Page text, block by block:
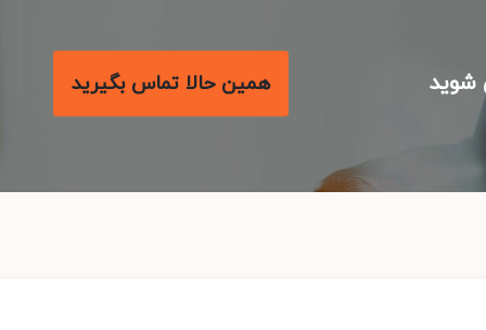
همین حالا تماس بگیرید